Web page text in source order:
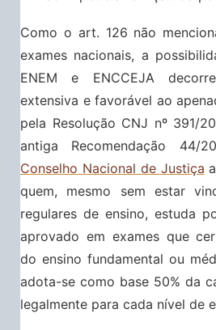
Como o art. 126 não
exames nacionais, a
ENEM e ENCCEJA
extensiva e favorável ao
pela Resolução CNJ nº 391/
antiga Recomendação 44/
Conselho Nacional de Justiça
quem, mesmo sem estar
regulares de ensino, estuda
aprovado em exames que
do ensino fundamental ou
adota-se como base 50% da
legalmente para cada nível de